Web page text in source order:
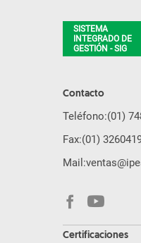
SISTEMA
INTEGRADO DE
GESTIÓN - SIG
Contacto
Teléfono:(01)
Fax:(01)
Mail:
Certificaciones